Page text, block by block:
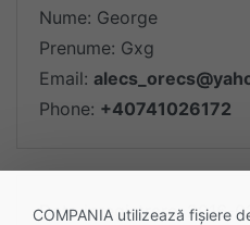
Nume: George
Prenume: Gxg
Email:
Phone: +40741026172
Data inregistrare: 2016-
COMPANIA utilizează fişiere